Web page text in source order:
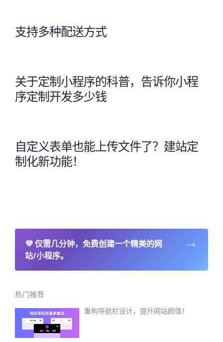
支持多种配送方式
关于定制小程序的科普，告诉你小程
序定制开发多少钱
自定义表单也能上传文件了？建站定
制化新功能！
💜仅需几分钟，免费创建一个精美的网
站/小程序。
→
热门推荐
重构导航栏设计，提升网站颜值！